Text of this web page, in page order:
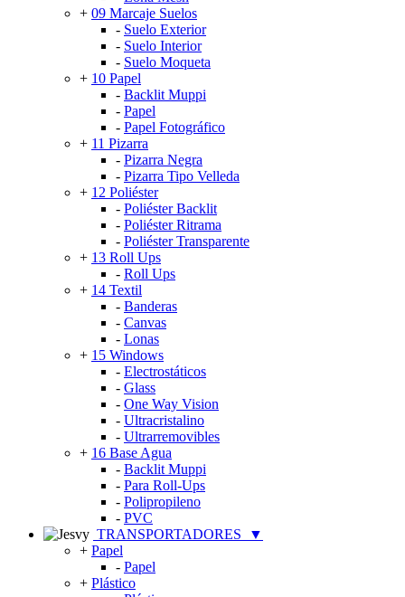
+ 09 Marcaje Suelos
- Suelo Exterior
- Suelo Interior
- Suelo Moqueta
+ 10 Papel
- Backlit Muppi
- Papel
- Papel Fotográfico
+ 11 Pizarra
- Pizarra Negra
- Pizarra Tipo Velleda
+ 12 Poliéster
- Poliéster Backlit
- Poliéster Ritrama
- Poliéster Transparente
+ 13 Roll Ups
- Roll Ups
+ 14 Textil
- Banderas
- Canvas
- Lonas
+ 15 Windows
- Electrostáticos
- Glass
- One Way Vision
- Ultracristalino
- Ultrarremovibles
+ 16 Base Agua
- Backlit Muppi
- Para Roll-Ups
- Polipropileno
- PVC
TRANSPORTADORES
▼
+ Papel
- Papel
+ Plástico